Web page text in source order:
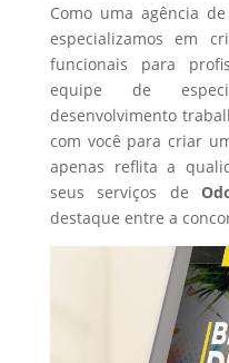
Como uma agência de
especializamos em
funcionais para
equipe de
desenvolvimento
com você para criar
apenas reflita a
seus serviços de
destaque entre a